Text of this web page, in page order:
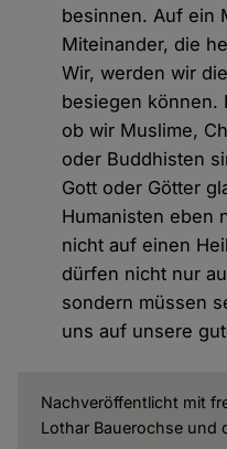
besinnen. Auf ein
Miteinander, die
Wir, werden wir
besiegen können.
ob wir Muslime,
oder Buddhisten
Gott oder Götter
Humanisten eben
nicht auf einen
dürfen nicht nur
sondern müssen
uns auf unsere
Nachveröffentlicht mit
Lothar Bauerochse und